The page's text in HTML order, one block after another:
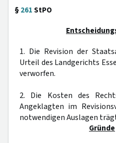
§261StPO
1. Die Revision der
Urteil des Landgerichts
verworfen.
2. Die Kosten des
Angeklagten im
notwendigen Auslagen
Gründe